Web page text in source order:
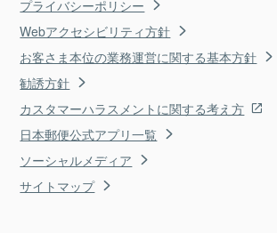
プライバシーポリシー
Webアクセシビリティ方針
お客さま本位の業務運営に関する基本方針
勧誘方針
カスタマーハラスメントに関する考え方
日本郵便公式アプリ一覧
ソーシャルメディア
サイトマップ